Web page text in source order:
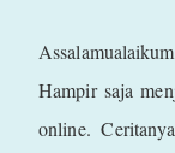
Hampir saja
online.